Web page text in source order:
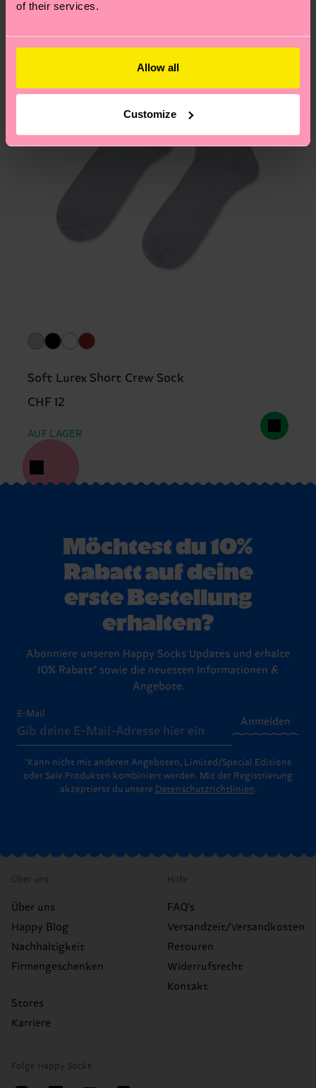
of their services.
Allow all
Customize
Hilfebereich im ArtikelRetourenfindest du die
am häufigsten gestellten Fragen.
Soft Lurex Short Crew Sock
CHF 12
AUF LAGER
Möchtest du 10%
Rabatt auf deine
erste Bestellung
erhalten?
Abonniere unseren Happy Socks Updates und erhalte
10% Rabatt* sowie die neuesten Informationen &
Angebote.
E-Mail
Anmelden
*Kann nicht mit anderen Angeboten, Limited/Special Editions
oder Sale Produkten kombiniert werden. Mit der Registrierung
akzeptierst du unsere Datenschutzrichtlinien.
Über uns
Über uns
Happy Blog
Nachhaltigkeit
Firmengeschenken
Stores
Karriere
Hilfe
FAQ's
Versandzeit/Versandkosten
Retouren
Widerrufsrecht
Kontakt
Folge Happy Socks